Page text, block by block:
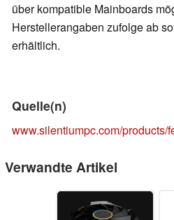
über kompatible Mainboards
Herstellerangaben zufolge ab
erhältlich.
Quelle(n)
www.silentiumpc.com/products/
Verwandte Artikel